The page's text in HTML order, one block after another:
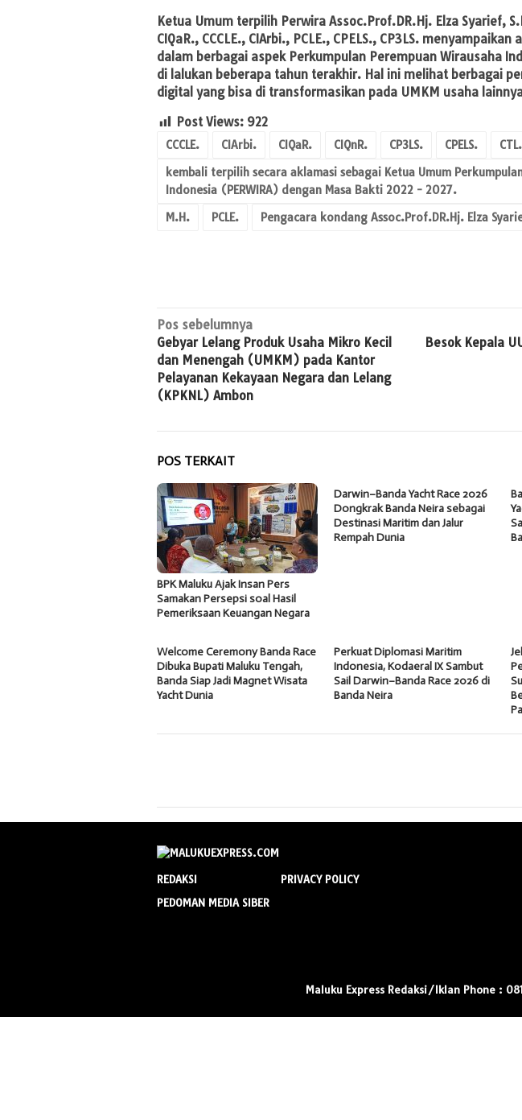
Ketua Umum terpilih Perwira Assoc.Prof.DR.Hj. Elza Syarief,
CIQaR., CCCLE., CIArbi., PCLE., CPELS., CP3LS.
dalam berbagai aspek Perkumpulan Perempuan Wirausaha
di lalukan beberapa tahun terakhir. Hal ini melihat berbagai
digital yang bisa di transformasikan pada UMKM usaha
Post Views: 922
CCCLE. CIArbi. CIQaR. CIQnR. CP3LS. CPELS.
CTL.
kembali terpilih secara aklamasi sebagai Ketua Umum
Indonesia (PERWIRA) dengan Masa Bakti 2022 - 2027.
M.H.
PCLE. Pengacara kondang Assoc.Prof.DR.Hj. Elza
Navigasi
pos
Pos sebelumnya
Gebyar Lelang Produk Usaha Mikro Kecil
dan Menengah (UMKM) pada Kantor
Pelayanan Kekayaan Negara dan Lelang
(KPKNL) Ambon
Besok Kepala
POS TERKAIT
BPK Maluku Ajak Insan Pers
Samakan Persepsi soal Hasil
Pemeriksaan Keuangan Negara
Darwin–Banda Yacht Race 2026
Dongkrak Banda Neira sebagai
Destinasi Maritim dan Jalur
Rempah Dunia
Welcome Ceremony Banda Race
Dibuka Bupati Maluku Tengah,
Banda Siap Jadi Magnet Wisata
Yacht Dunia
Perkuat Diplomasi Maritim
Indonesia, Kodaeral IX Sambut
Sail Darwin–Banda Race 2026 di
Banda Neira
REDAKSI
PRIVACY POLICY
PEDOMAN MEDIA SIBER
Maluku Express Redaksi/Iklan Phone :